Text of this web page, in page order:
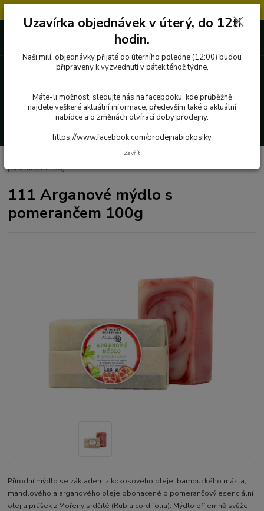
727 862 655, 737 283 505
Medarek
pomerančem 100g
111 Arganové mýdlo s
pomerančem 100g
Přírodní mýdlo se základem z kokosového oleje, bambuckého másla,
mandlového a arganového oleje obohacené o pomerančový esenciální
olej a prášek z Mořeny srdčité (Rubia cordifolia). Mýdlo příjemně svěže
Uzavírka objednávek v úterý, do 12ti
hodin.
Naši milí, objednávky přijaté do úterního poledne (12:00) budou
připraveny k vyzvednutí v pátek téhož týdne.
Máte-li možnost, sledujte nás na facebooku, kde průběžně
najdete veškeré aktuální informace, především také o aktuální
nabídce a o změnách otvírací doby prodejny.
https://www.facebook.com/prodejnabiokosiky
Zavřít